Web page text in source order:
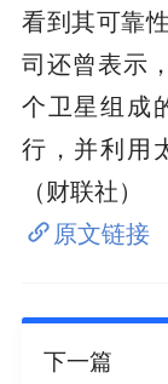
看到其可靠
司还曾表示
个卫星组成
行，并利用
（财联社）
原文链接
下一篇